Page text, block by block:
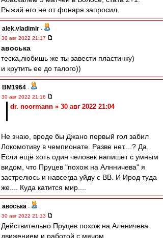
Рыжий его не от фонаря запросил.
alek.vladimir -
30 авг 2022 21:17
авоська
теска,любишь же ты завести пластинку)
и крутить ее до талого))
BM1964 -
30 авг 2022 21:16
dr. noormann » 30 авг 2022 21:04
Не знаю, вроде бы Джано первый гол забил
Локомотиву в чемпионате. Разве нет....? Да.
Если ещё хоть один человек напишет с умным
видом, что Пруцев "похож на Алнничева" я
застрелюсь и навсегда уйду с ВВ. И Ирод туда
же.... Куда катится мир....
авоська -
30 авг 2022 21:13
Действительно Пруцев похож на Аленичева
движением и работой с мячом.